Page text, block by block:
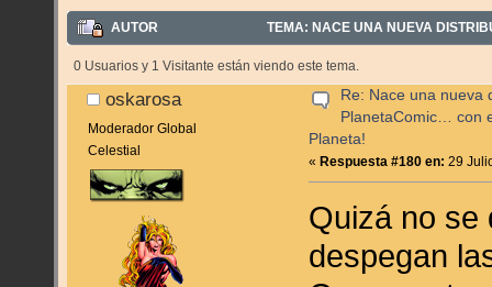
AUTOR TEMA: NACE UNA NUEVA
(LEÍDO 86506 VECES)
0 Usuarios y 1 Visitante están viendo este tema.
oskarosa
Moderador Global
Celestial
Re: Nace una nueva
PlanetaComic… con
Planeta!
«Respuesta #180 en: 29
Quizá no se
despegan